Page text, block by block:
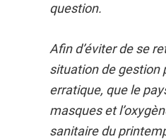
question.
Afin d’éviter de se
situation de gestion
erratique, que le
masques et
sanitaire du